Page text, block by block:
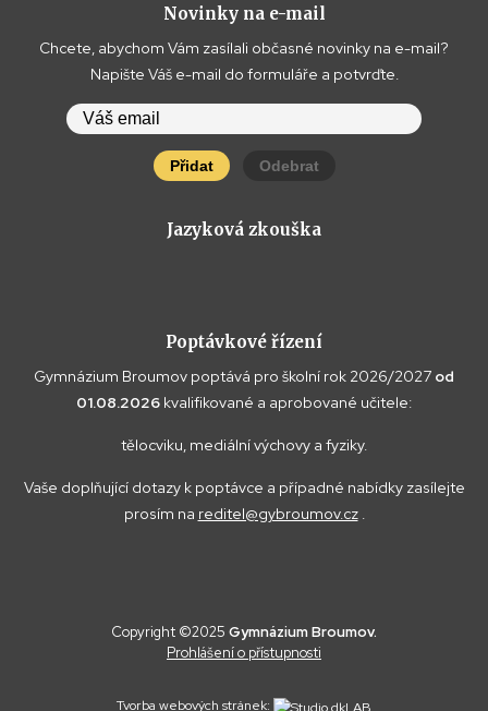
Novinky na e-mail
Chcete, abychom Vám zasílali občasné novinky na e-mail?
Napište Váš e-mail do formuláře a potvrďte.
Přidat Odebrat
Jazyková zkouška
Poptávkové řízení
Gymnázium Broumov poptává pro školní rok 2026/2027 od
01.08.2026 kvalifikované a aprobované učitele:
tělocviku, mediální výchovy a fyziky.
Vaše doplňující dotazy k poptávce a případné nabídky zasílejte
prosím na reditel@gybroumov.cz.
Tvorba webových stránek:
Copyright ©2025 Gymnázium Broumov.
Prohlášení o přístupnosti